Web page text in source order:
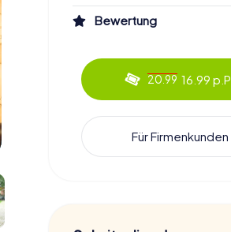
Bewertung
20.99 16.99 p.P.
Für Firmenkunden